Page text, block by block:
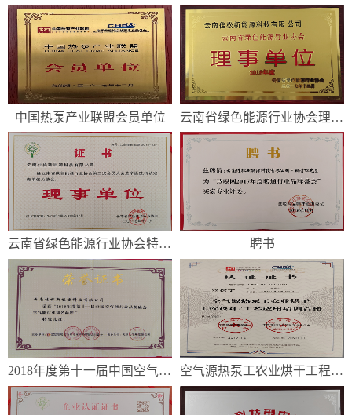
中国热泵产业联盟会员单位 云南省绿色能源行业协会理事单位
云南省绿色能源行业协会特认定贵单... 聘书
2018年度第十一届中国空气能行... 空气源热泵工农业烘干工程设计/工...